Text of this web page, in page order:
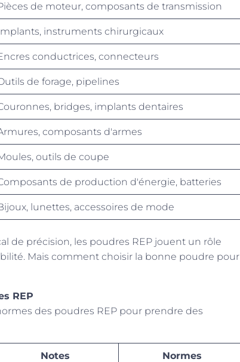
de moteur, composants de transmission
instruments chirurgicaux
conductrices, connecteurs
de forage, pipelines
bridges, implants dentaires
composants d'armes
outils de coupe
de production d'énergie, batteries
lunettes, accessoires de mode
de précision, les poudres REP jouent un rôle
Mais comment choisir la bonne poudre pour
REP
des poudres REP pour prendre des
Notes Normes